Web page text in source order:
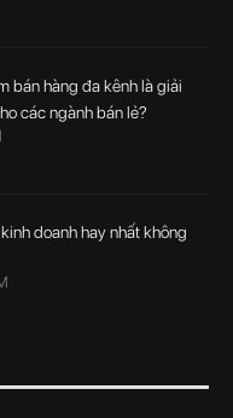
bán hàng đa kênh là giải
các ngành bán lẻ?
doanh hay nhất không